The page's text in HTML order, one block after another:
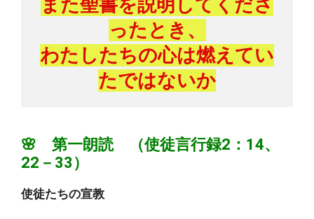
また聖書を説明してくださ
ったとき、
わたしたちの心は燃えてい
たではないか
🌸 第一朗読 （使徒言行録2：14、
22－33）
使徒たちの宣教